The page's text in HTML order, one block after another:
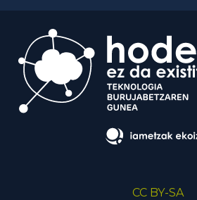
CC BY-SA